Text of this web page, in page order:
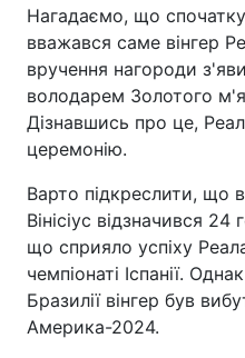
Нагадаємо, що
вважався саме вінгер
вручення нагороди
володарем Золотого
Дізнавшись про це,
церемонію.
Варто підкреслити, що
Вінісіус відзначився
що сприяло успіху
чемпіонаті Іспанії.
Бразилії вінгер був
Америка-2024.